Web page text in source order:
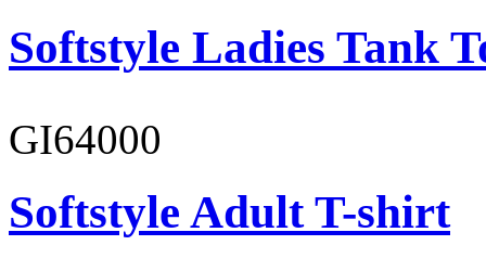
Softstyle Ladies Tank
GI64000
Softstyle Adult T-shirt